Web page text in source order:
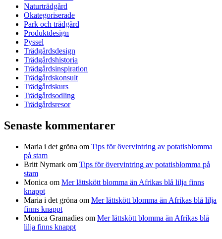
Naturträdgård
Okategoriserade
Park och trädgård
Produktdesign
Pyssel
Trädgårdsdesign
Trädgårdshistoria
Trädgårdsinspiration
Trädgårdskonsult
Trädgårdskurs
Trädgårdsodling
Trädgårdsresor
Senaste kommentarer
Maria i det gröna om Tips för övervintring av potatisblomma
på stam
Britt Nymark om Tips för övervintring av potatisblomma på
stam
Monica om Mer lättskött blomma än Afrikas blå lilja finns
knappt
Maria i det gröna om Mer lättskött blomma än Afrikas blå lilja
finns knappt
Monica Gramadies om Mer lättskött blomma än Afrikas blå
lilja finns knappt